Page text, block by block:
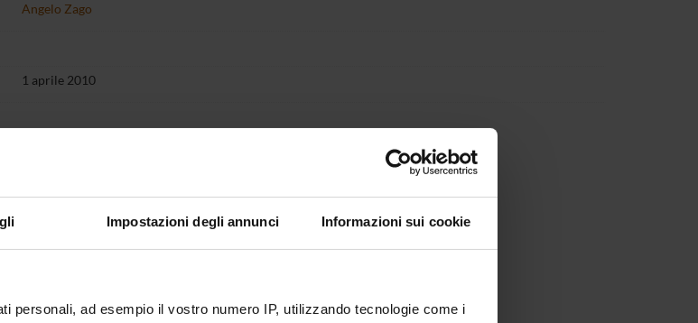
Impostazioni degli annunci Informazioni sui cookie
personali, ad esempio il vostro numero IP, utilizzando tecnologie come i
Angelo Zago
1 aprile 2010